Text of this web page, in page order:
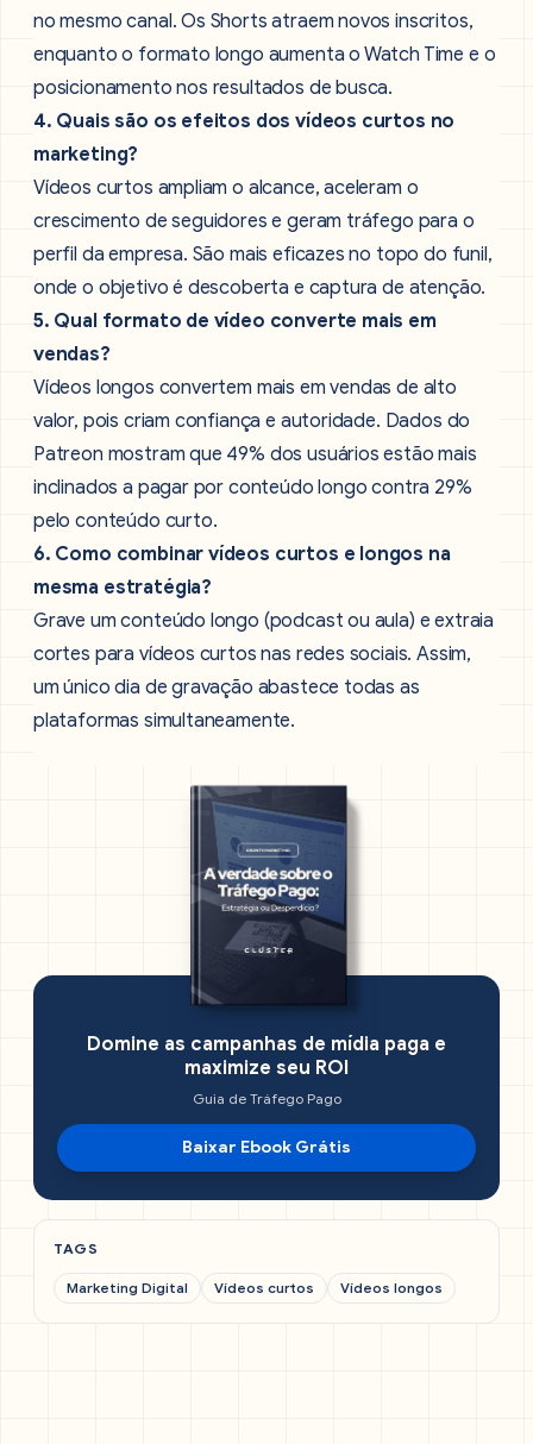
no mesmo canal. Os Shorts atraem novos inscritos,
enquanto o formato longo aumenta o Watch Time e o
posicionamento nos resultados de busca.
4. Quais são os efeitos dos vídeos curtos no
marketing?
Vídeos curtos ampliam o alcance, aceleram o
crescimento de seguidores e geram tráfego para o
perfil da empresa. São mais eficazes no topo do funil,
onde o objetivo é descoberta e captura de atenção.
5. Qual formato de vídeo converte mais em
vendas?
Vídeos longos convertem mais em vendas de alto
valor, pois criam confiança e autoridade. Dados do
Patreon mostram que 49% dos usuários estão mais
inclinados a pagar por conteúdo longo contra 29%
pelo conteúdo curto.
6. Como combinar vídeos curtos e longos na
mesma estratégia?
Grave um conteúdo longo (podcast ou aula) e extraia
cortes para vídeos curtos nas redes sociais. Assim,
um único dia de gravação abastece todas as
plataformas simultaneamente.
Domine as campanhas de mídia paga e
maximize seu ROI
Guia de Tráfego Pago
Baixar Ebook Grátis
TAGS
Marketing Digital Vídeos curtos Vídeos longos